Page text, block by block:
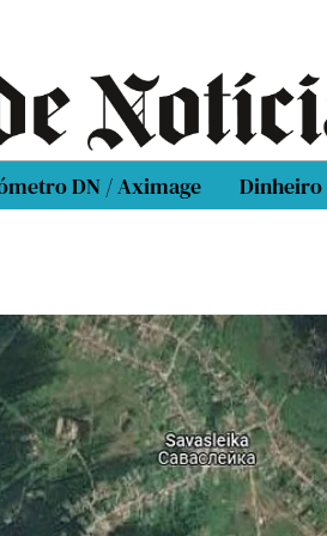
DN / Aximage Dinheiro